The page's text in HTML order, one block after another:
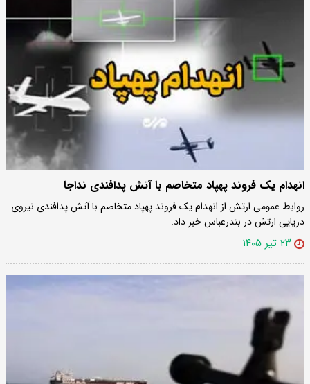
انهدام یک فروند پهپاد متخاصم با آتش پدافندی نداجا
روابط عمومی ارتش از انهدام یک فروند پهپاد متخاصم با آتش پدافندی نیروی
دریایی ارتش در بندرعباس خبر داد.
۲۳ تیر ۱۴۰۵